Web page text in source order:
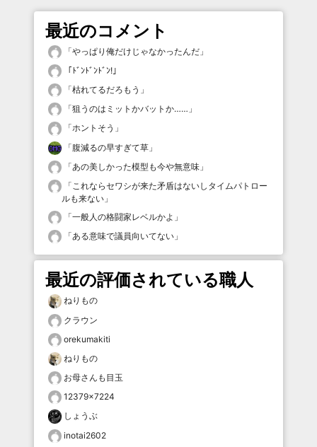
最近のコメント
「やっぱり俺だけじゃなかったんだ 」
「 ﾄﾞﾝﾄﾞﾝﾄﾞﾝ! 」
「枯れてるだろもう 」
「狙うのはミットかバットか…… 」
「ホントそう 」
「腹減るの早すぎて草 」
「あの美しかった模型も今や無意味 」
「 これならセワシが来た矛盾はないしタイムパトロー
ルも来ない 」
「一般人の格闘家レベルかよ 」
「ある意味で議員向いてない 」
最近の評価されている職人
ねりもの
クラウン
orekumakiti
ねりもの
お母さんも目玉
12379×7224
しょうぶ
inotai2602